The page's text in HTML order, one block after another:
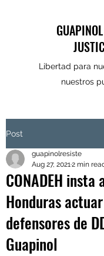
Libertad para
nuestros
Post
CONADEH insta
Honduras
defensores de
Guapinol
guapinolresiste
Aug 27, 20212 min